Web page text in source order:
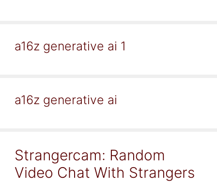
a16z generative ai 1
a16z generative ai
Strangercam: Random
Video Chat With Strangers